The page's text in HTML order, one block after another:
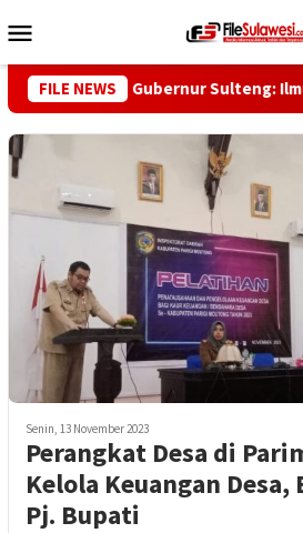
ke
Mobile
FILE NEWS
Saggaf, Gubernur Sulteng: Ilmu
Senin, 13 November 2023
Perangkat Desa di
Kelola Keuangan
Pj. Bupati